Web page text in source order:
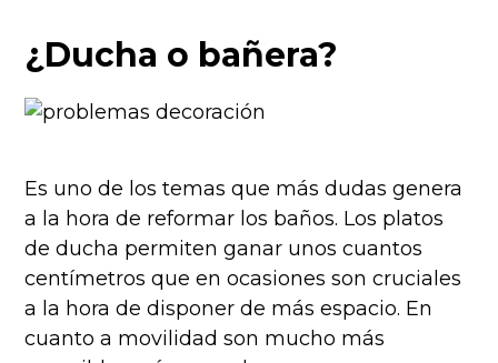
¿Ducha o bañera?
Es uno de los temas que más dudas genera
a la hora de reformar los baños. Los platos
de ducha permiten ganar unos cuantos
centímetros que en ocasiones son cruciales
a la hora de disponer de más espacio. En
cuanto a movilidad son mucho más